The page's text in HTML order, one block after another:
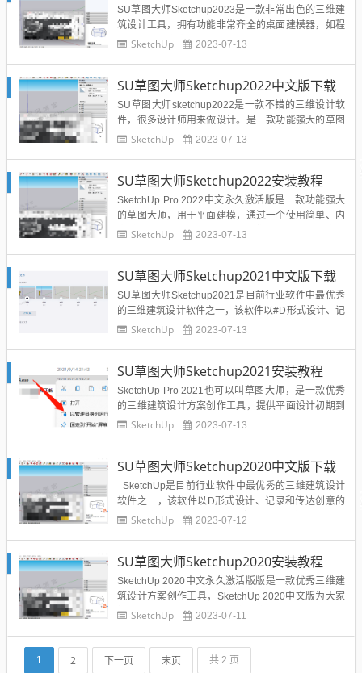
SU草图大师Sketchup2023是一款非常出色的三维建
筑设计工具，拥有功能非常齐全的桌面建模器，如程
式、图表、集中、设计发展、细节、文件等等，让用
都非常有用。该软件用于平面建模，是最适合于设...
SketchUp 2023-07-13
SU草图大师Sketchup2022中文版下载
SU草图大师sketchup2022是一款不错的三维设计软
件，很多设计师用来做设计。是一款功能强大的草图
大师，用于平面建模，通过一个使用简单、内容详尽
最适合于设计师使用的！SU草图大师Sketchup202
2...
SketchUp 2023-07-13
SU草图大师Sketchup2022安装教程
SketchUp Pro 2022中文永久激活版是一款功能强大
的草图大师，用于平面建模，通过一个使用简单、内
容详尽的颜色、线条和文本提示指导系统，让用户不
p2022下载地址点击下载SU草图大师Sket...
SketchUp 2023-07-13
SU草图大师Sketchup2021中文版下载
SU草图大师Sketchup2021是目前行业软件中最优秀
的三维建筑设计软件之一，该软件以#D形式设计、记
录和传达创意的最直观方式，能够在3D空间完成您的
教程点击查看...
SketchUp 2023-07-13
SU草图大师Sketchup2021安装教程
SketchUp Pro 2021也可以叫草图大师，是一款优秀
的三维建筑设计方案创作工具，提供平面设计初期到
施工管理结束所需要的工具，简化用户的工作流程，
优化设计、编程、文档、图纸等方面。SU草图大师S
ke...
SketchUp 2023-07-13
SU草图大师Sketchup2020中文版下载
SketchUp是目前行业软件中最优秀的三维建筑设计
软件之一，该软件以D形式设计、记录和传达创意的
最直观方式，能够在3D空间完成您的创意。SU草图
SketchUp 2023-07-12
SU草图大师Sketchup2020安装教程
SketchUp 2020中文永久激活版版是一款优秀三维建
筑设计方案创作工具，SketchUp 2020中文版为大家
提供强大的工具，这里为大家搜集了全球最大的免费
够在3D空间完成您的创意，并快速...
SketchUp 2023-07-11
1 2 下一页 末页 共 2 页